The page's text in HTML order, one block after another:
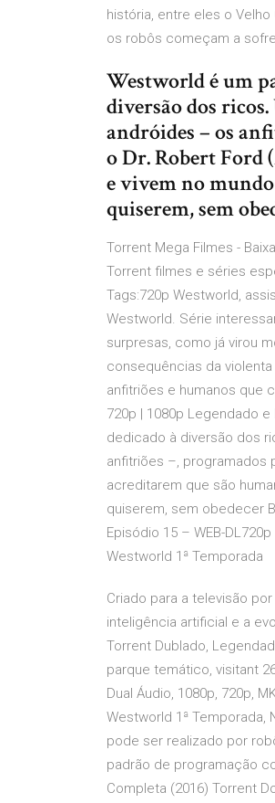
história, entre eles o
os robôs começam a
Westworld é um
diversão dos
andróides – os
o Dr. Robert Ford
e vivem no
quiserem, sem
Torrent Mega Filmes -
Torrent filmes e séries
Tags:720p Westworld,
Westworld. Série
surpresas, como já virou
consequências da
anfitriões e humanos que
720p | 1080p Legendado
dedicado à diversão dos
anfitriões –, programados
acreditarem que são
quiserem, sem obedecer
Episódio 15 – WEB-
Westworld 1ª Temporada
Criado para a televisão
inteligência artificial e a
Torrent Dublado,
parque temático, visitant
Dual Áudio, 1080p, 720p,
Westworld 1ª Temporada,
pode ser realizado por
padrão de programação
Completa (2016) Torrent